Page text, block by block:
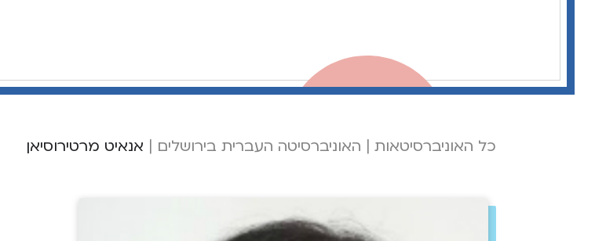
כל האוניברסיטאות | האוניברסיטה העברית בירושלים | אנאיט מרטירוסיאן